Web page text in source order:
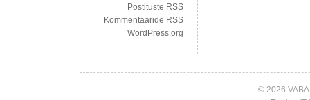
Postituste RSS
Kommentaaride RSS
WordPress.org
© 2026